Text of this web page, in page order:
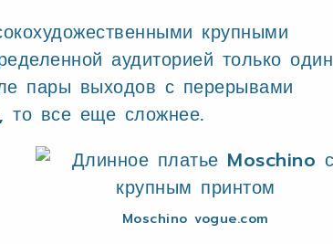
крупными
аудиторией только один
пары выходов с перерывами
то все еще сложнее.
Moschino vogue.com